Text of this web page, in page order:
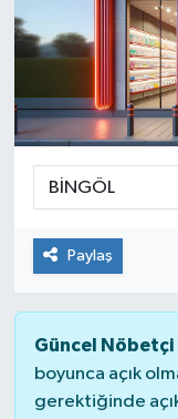
Paylaş
Güncel Nöbetçi
boyunca açık
gerektiğinde
Haber Arşivi